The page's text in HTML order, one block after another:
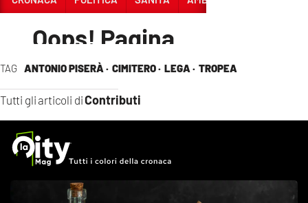
TAG ANTONIO PISERÀ · CIMITERO · LEGA · TROPEA
Tutti gli articoli diContributi